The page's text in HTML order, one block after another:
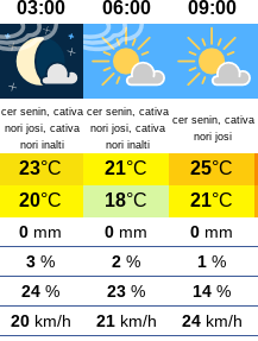
03:00 06:00 09:00
cer senin, cativa
nori josi, cativa
nori inalti
cer senin, cativa
nori josi, cativa
nori inalti
cer senin, cativa
nori josi
23°C 21°C 25°C
20°C 18°C 21°C
0 mm 0 mm 0 mm
3 % 2 % 1 %
24 % 23 % 14 %
20km/h 21km/h 24km/h